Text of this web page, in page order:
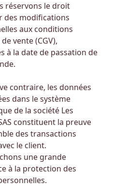
réservons le droit
des modifications
aux conditions
vente (CGV),
à la date de passation de
contraire, les données
dans le système
de la société Les
constituent la preuve
des transactions
le client.
une grande
à la protection des